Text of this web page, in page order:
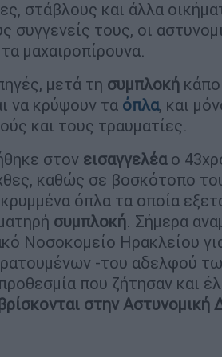
στάβλους και άλλα
συγγενείς τους, οι
μαχαιροπίρουνα.
μετά τη συμπλοκή
να κρύψουν τα όπλα, και
και τους τραυματίες.
στον εισαγγελέαο
καθώς σε βοσκότοπο
όπλα τα οποία
συμπλοκή. Σήμερα
Νοσοκομείο Ηρακλείου
-του αδελφού
που ζήτησαν και
στην Αστυνομική